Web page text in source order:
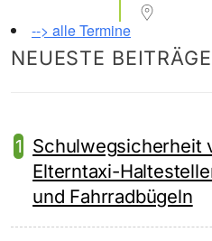
--> alle Termine
NEUESTE BEITRÄGE
Schulwegsicherheit
Elterntaxi-
und Fahrradbügeln